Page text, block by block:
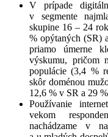
V prípade
v segmente
skupine 16 – 24
% opýtaných (SR)
priamo úmerne
výskumu, pričom
populácie (3,4 %
skôr doménou
12,6 % v SR a 29
Používanie
vekom
nachádzame v